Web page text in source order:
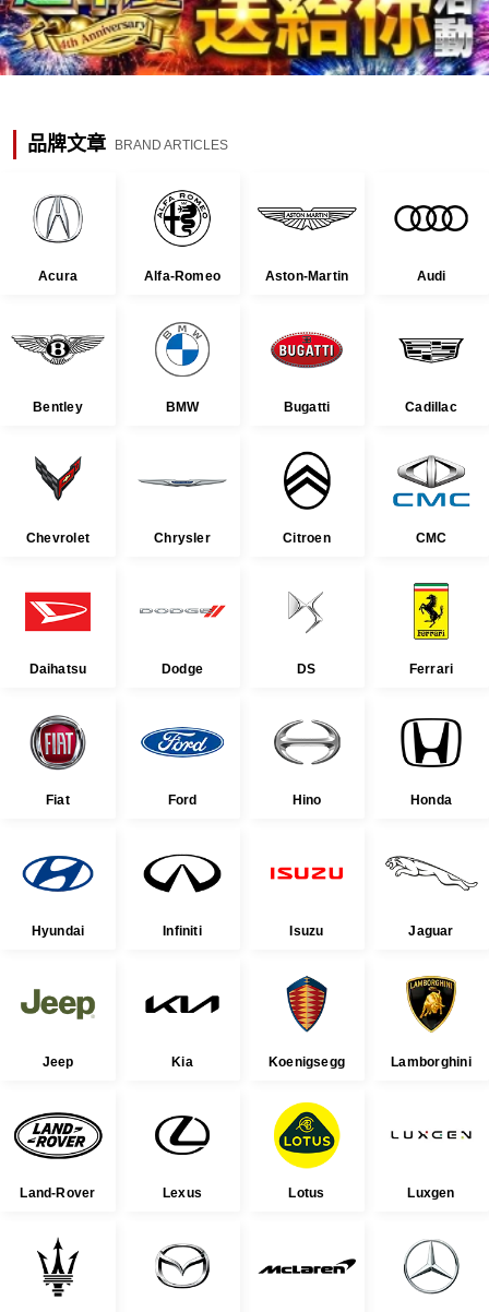
品牌文章 BRAND ARTICLES
Acura Alfa-Romeo Aston-Martin Audi
Bentley BMW Bugatti Cadillac
Chevrolet Chrysler Citroen CMC
Daihatsu Dodge DS Ferrari
Fiat Ford Hino Honda
Hyundai Infiniti Isuzu Jaguar
Jeep Kia Koenigsegg Lamborghini
Land-Rover Lexus Lotus Luxgen